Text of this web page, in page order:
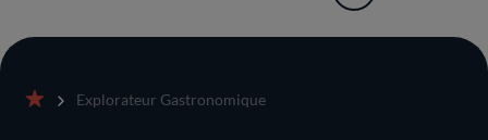
Explorateur Gastronomique